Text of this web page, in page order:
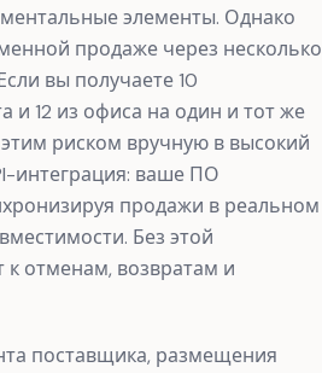
элементы. Однако
продаже через несколько
вы получаете 10
и 12 из офиса на один и тот же
риском вручную в высокий
интеграция: ваше ПО
продажи в реальном
Без этой
к отменам, возвратам и
поставщика, размещения